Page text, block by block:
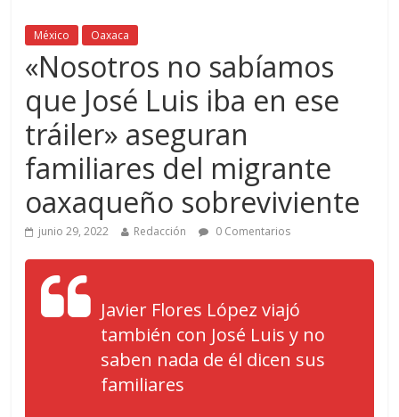
México Oaxaca
«Nosotros no sabíamos
que José Luis iba en ese
tráiler» aseguran
familiares del migrante
oaxaqueño sobreviviente
junio 29, 2022 Redacción 0 Comentarios
Javier Flores López viajó
también con José Luis y no
saben nada de él dicen sus
familiares